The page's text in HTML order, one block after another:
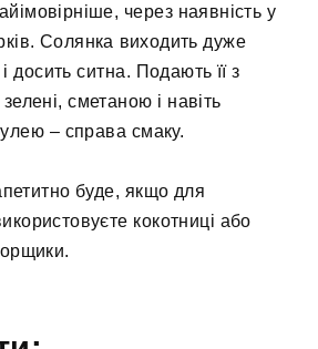
через наявність у
Солянка виходить дуже
досить ситна. Подають її з
сметаною і навіть
– справа смаку.
буде, якщо для
кокотниці або